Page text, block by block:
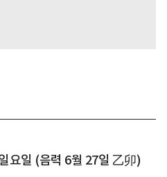
요일 (음력 6월 27일 乙卯)